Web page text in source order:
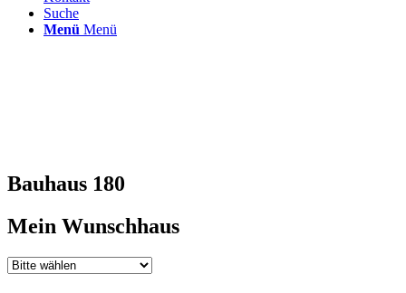
Suche
Menü Menü
Bauhaus 180
Mein Wunschhaus